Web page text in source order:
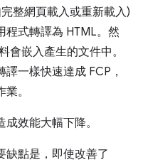
整網頁載入或重新載入)
程式轉譯為 HTML。然
會嵌入產生的文件中。
一樣快速達成 FCP，
。
效能大幅下降。
缺點是，即使改善了